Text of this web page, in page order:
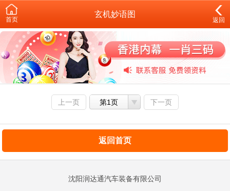
首页
玄机妙语图
返回
上一页 第1页 下一页
返回首页
沈阳润达通汽车装备有限公司